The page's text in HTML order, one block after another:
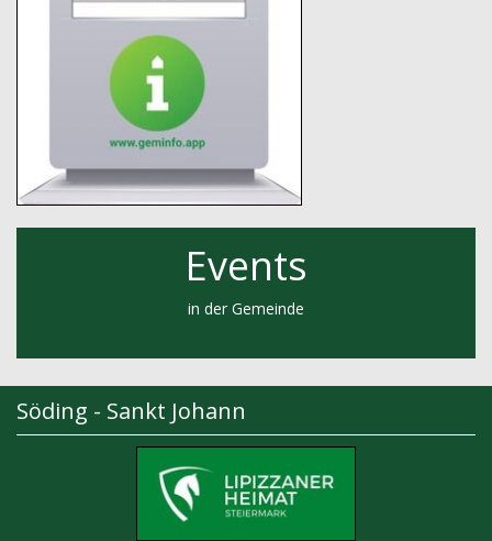
Events
in der Gemeinde
Söding - Sankt Johann